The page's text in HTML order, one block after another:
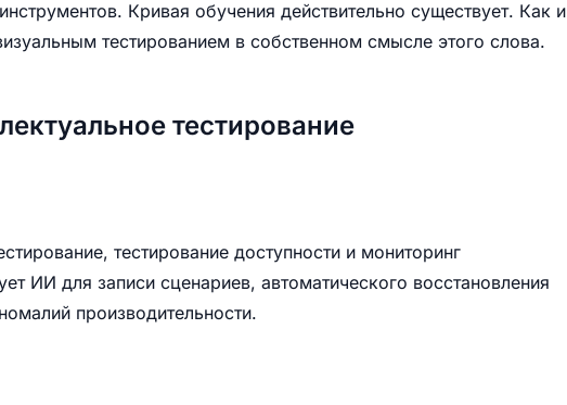
Кривая обучения действительно существует. Как и
тестированием в собственном смысле этого слова.
тестирование
тестирование доступности и мониторинг
ИИ для записи сценариев, автоматического восстановления
производительности.